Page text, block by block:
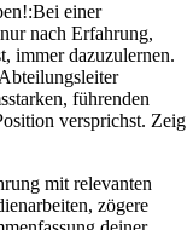
Bei einer
nach Erfahrung,
immer dazuzulernen.
führenden
versprichst. Zeig
mit relevanten
zögere